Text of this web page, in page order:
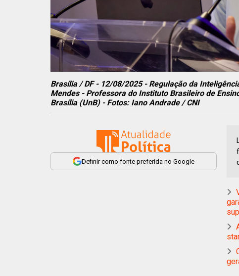
Brasília / DF - 12/08/2025 - Regulação da
Mendes - Professora do Instituto Brasileiro de
Brasília (UnB) - Fotos: Iano Andrade / CNI
Definir como fonte preferida no Google